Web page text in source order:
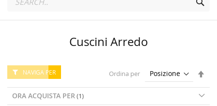
Cuscini Arredo
NAVIGA PER
ORA ACQUISTA PER
Ordina per